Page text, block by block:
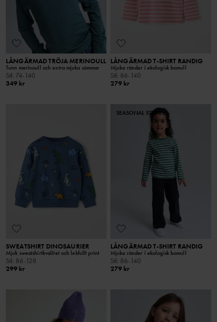
LÅNGÄRMAD TRÖJA MERINOULL
Tunn merinoull och extra mjuka sömmar
Stl: 74-140
349 kr
LÅNGÄRMAD T-SHIRT RANDIG
Mjuka ränder i ekologisk bomull
Stl: 86-140
279 kr
SWEATSHIRT DINOSAURIER
Mjuk sweatshirtkvalitet och lekfullt print
Stl : 86-128
299 kr
SEASONAL STRIPE
LÅNGÄRMAD T-SHIRT RANDIG
Mjuka ränder i ekologisk bomull
Stl : 86-140
279 kr